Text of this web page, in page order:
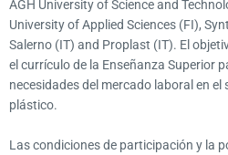
AGH University of Science and
University of Applied Sciences (FI),
Salerno (IT) and Proplast (IT). El
el currículo de la Enseñanza Superior
necesidades del mercado laboral en el
plástico.
Las condiciones de participación y la